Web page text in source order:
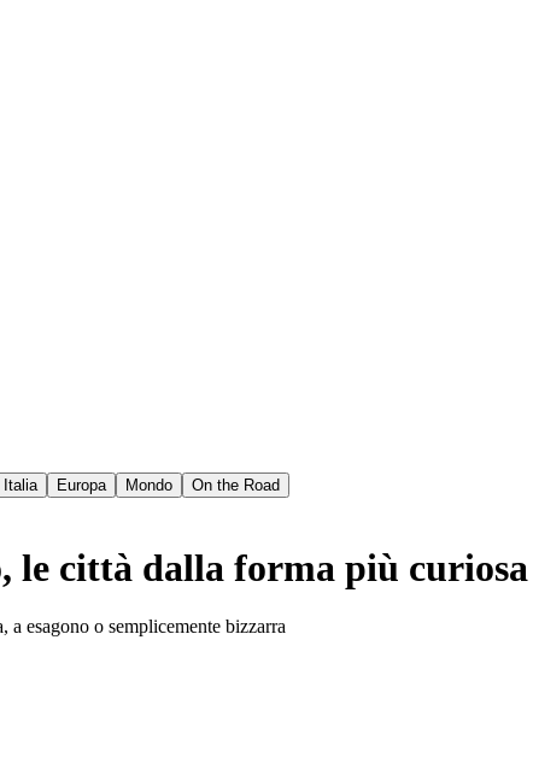
Italia Europa Mondo On the Road
le città dalla forma più curiosa
a esagono o semplicemente bizzarra